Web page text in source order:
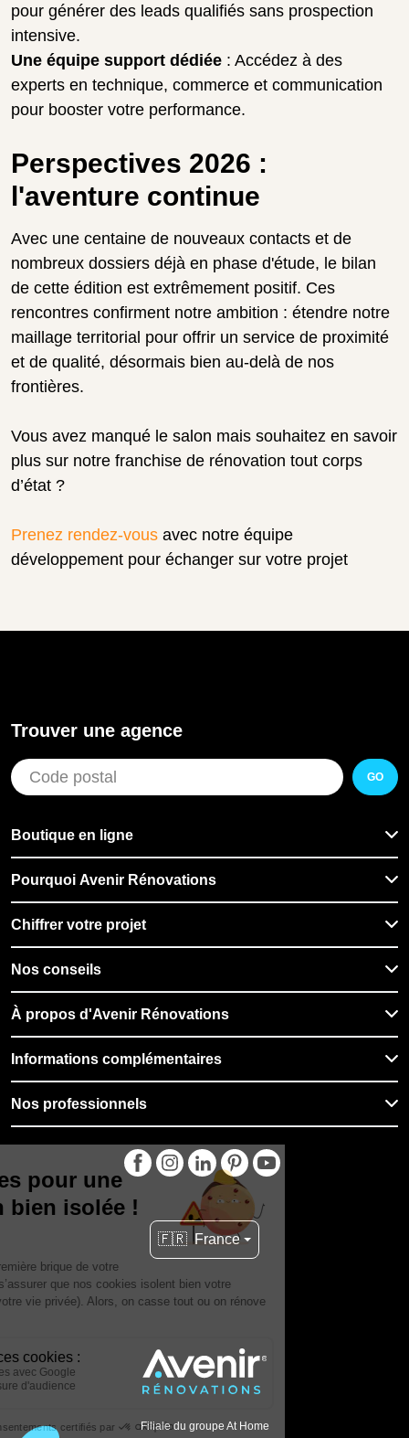
pour générer des leads qualifiés sans prospection
intensive.
Une équipe support dédiée : Accédez à des
experts en technique, commerce et communication
pour booster votre performance.
Perspectives 2026 :
l'aventure continue
Avec une centaine de nouveaux contacts et de
nombreux dossiers déjà en phase d'étude, le bilan
de cette édition est extrêmement positif. Ces
rencontres confirment notre ambition : étendre notre
maillage territorial pour offrir un service de proximité
et de qualité, désormais bien au-delà de nos
frontières.
Vous avez manqué le salon mais souhaitez en savoir
plus sur notre franchise de rénovation tout corps
d’état ?
Prenez rendez-vous avec notre équipe
développement pour échanger sur votre projet
Trouver une agence
GO
Boutique en ligne
Pourquoi Avenir Rénovations
Chiffrer votre projet
Nos conseils
À propos d'Avenir Rénovations
Informations complémentaires
Nos professionnels
🇫🇷 France
Filiale du groupe At Home